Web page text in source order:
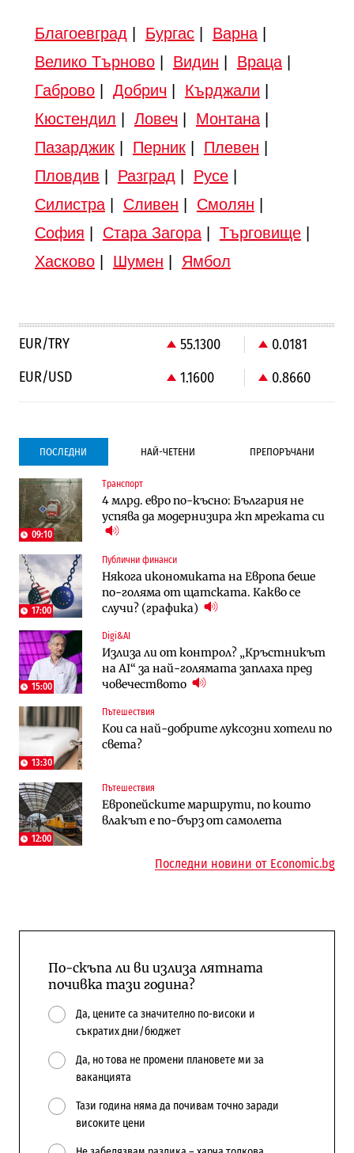
Благоевград Бургас| Варна|
Велико Търново| Видин Враца|
Габрово| Добрич Кърджали
Кюстендил
Ловеч Монтана|
Пазарджик| Перник| Плевен
Пловдив
Разград Русе|
Силистра| Сливен Смолян
София
Стара Загора| Търговище|
Хасково| Шумен Ямбол
EUR/TRY 55.1300
0.0181
EUR/USD
1.1600 0.8660
ПОСЛЕДНИ НАЙ-ЧЕТЕНИ ПРЕПОРЪЧАНИ
09:10
Транспорт
4 млрд. евро по-късно: България не
успява да модернизира жп мрежата си
17:00
Публични финанси
Някога икономиката на Европа беше
по-голяма от щатската. Какво се
случи? (графика)
15:00
Digi&AI
Излиза ли от контрол? „Кръстникът
на AI“ за най-голямата заплаха пред
човечеството
13:30
Пътешествия
Кои са най-добрите луксозни хотели по
света?
12:00
Пътешествия
Европейските маршрути, по които
влакът е по-бърз от самолета
Градоустройство
Столична община избра изпълнител за
преместването на трамвайното
трасе по бул. „Скобелев“
Компании
Vivacom предлага над 150 устройства с
90% отстъпка през август
Компании
„Ендуросат“ ще строи огромен
космически и отбранителен център в
Доброславци
Енергетика
Държавният ТЕЦ „Марица изток 2“
работи с 5 блока
Енергетика
АЕЦ „Козлодуй“ ще работи само още
няколко седмици, ако сушата продължи
Компании
Vivacom предлага над 150 устройства с
90% отстъпка през август
Градоустройство
Столична община избра изпълнител за
преместването на трамвайното
трасе по бул. „Скобелев“
Енергетика
Държавният ТЕЦ „Марица изток 2“
работи с 5 блока
Компании
„Ендуросат“ ще строи огромен
космически и отбранителен център в
Регулации
Лекарствата за редки болести
попадат в капан на обществените
Последни новини от Economic.bg
По-скъпа ли ви излиза лятната
почивка тази година?
Да, цените са значително по-високи и
съкратих дни/бюджет
Да, но това не промени плановете ми за
ваканцията
Тази година няма да почивам точно заради
високите цени